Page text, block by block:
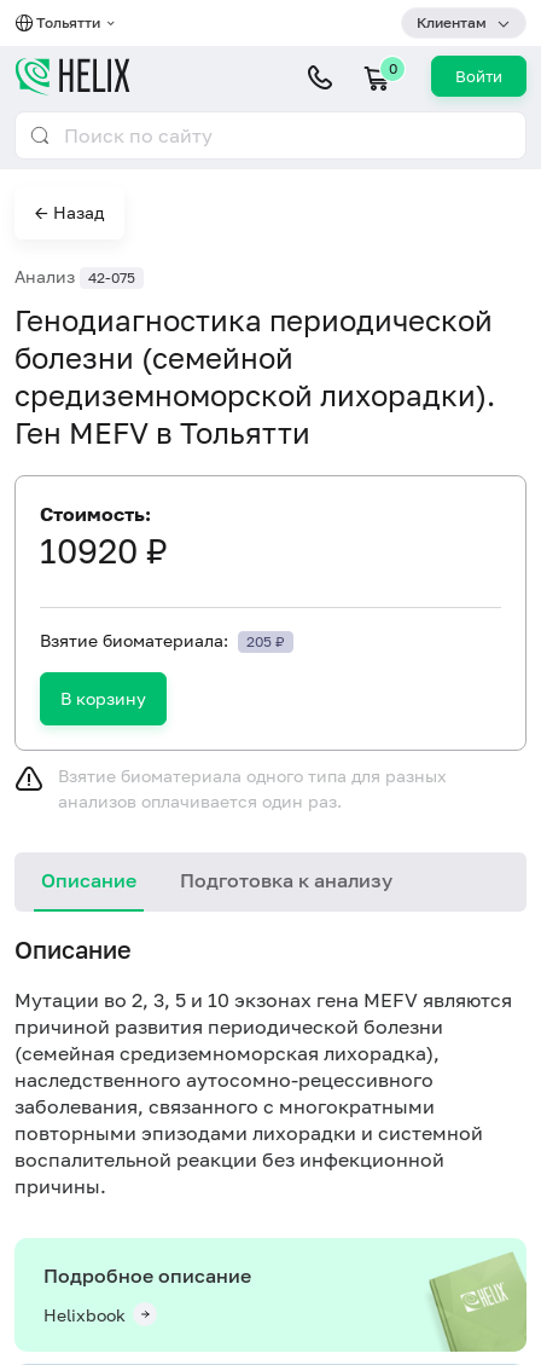
Тольятти Клиентам
0 Войти
← Назад
Анализ 42-075
Генодиагностика периодической
болезни (семейной
средиземноморской лихорадки).
Ген MEFV в Тольятти
Стоимость:
10920 ₽
Взятие биоматериала: 205 ₽
В корзину
Взятие биоматериала одного типа для разных
анализов оплачивается один раз.
Описание Подготовка к анализу
Описание
Мутации во 2, 3, 5 и 10 экзонах гена MEFV являются
причиной развития периодической болезни
(семейная средиземноморская лихорадка),
наследственного аутосомно-рецессивного
заболевания, связанного с многократными
повторными эпизодами лихорадки и системной
воспалительной реакции без инфекционной
причины.
Подробное описание
Helixbook